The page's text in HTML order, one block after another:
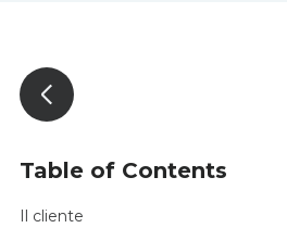
Table of Contents
Il cliente